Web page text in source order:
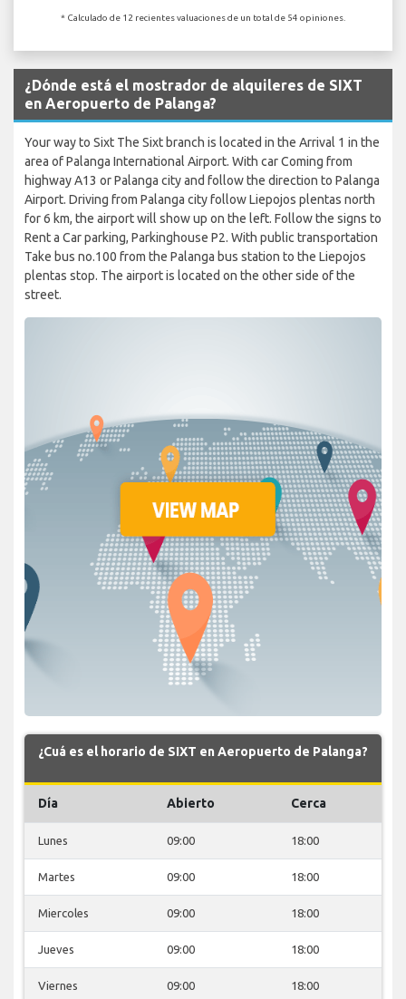
* Calculado de 12 recientes valuaciones de un total de 54 opiniones.
¿Dónde está el mostrador de alquileres de SIXT
en Aeropuerto de Palanga?
Your way to Sixt The Sixt branch is located in the Arrival 1 in the
area of Palanga International Airport. With car Coming from
highway A13 or Palanga city and follow the direction to Palanga
Airport. Driving from Palanga city follow Liepojos plentas north
for 6 km, the airport will show up on the left. Follow the signs to
Rent a Car parking, Parkinghouse P2. With public transportation
Take bus no.100 from the Palanga bus station to the Liepojos
plentas stop. The airport is located on the other side of the
street.
¿Cuá es el horario de SIXT en Aeropuerto de Palanga?
Día Abierto Cerca
Lunes 09:00 18:00
Martes 09:00 18:00
Miercoles 09:00 18:00
Jueves 09:00 18:00
Viernes 09:00 18:00